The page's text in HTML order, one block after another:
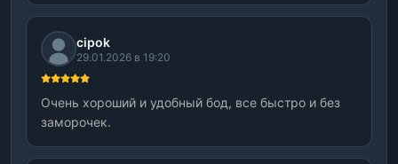
cipok
29.01.2026 в 19:20
Очень хороший и удобный бод, все быстро и без
заморочек.